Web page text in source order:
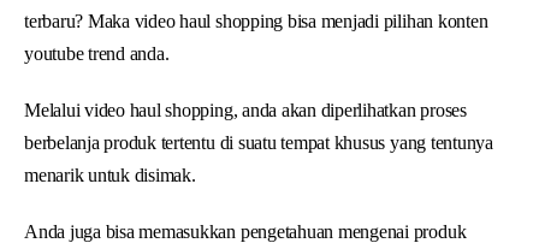
terbaru? Maka video haul shopping bisa menjadi pilihan konten
youtube trend anda.
Melalui video haul shopping, anda akan diperlihatkan proses
berbelanja produk tertentu di suatu tempat khusus yang tentunya
menarik untuk disimak.
Anda juga bisa memasukkan pengetahuan mengenai produk